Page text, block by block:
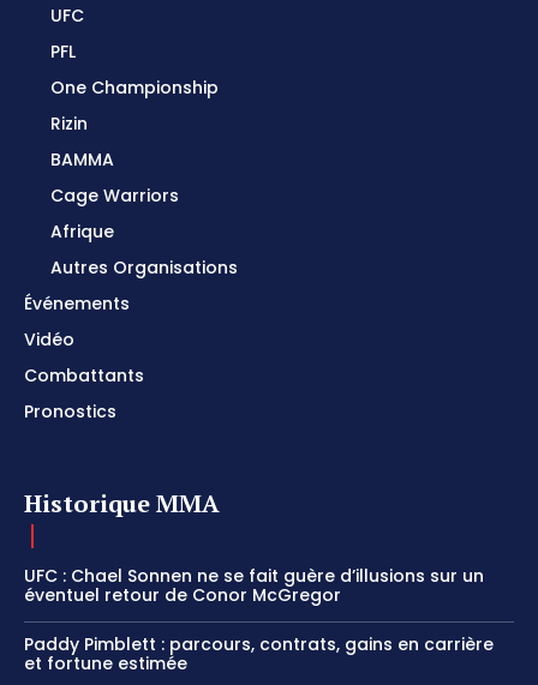
UFC
PFL
One Championship
Rizin
BAMMA
Cage Warriors
Afrique
Autres Organisations
Événements
Vidéo
Combattants
Pronostics
Historique MMA
UFC : Chael Sonnen ne se fait guère d’illusions sur un
éventuel retour de Conor McGregor
Paddy Pimblett : parcours, contrats, gains en carrière
et fortune estimée